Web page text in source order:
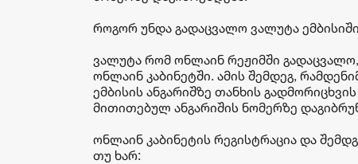
როგორ უნდა გადაცვალო ვალუტა ემბისიში
ვალუტა რომ ონლაინ რეჟიმში
ონლაინ კაბინეტში. ამის შემდეგ,
ემბისის ანგარიშზე თანხის
მითითებულ ანგარიშის ნომერზე
ონლაინ კაბინეტის რეგისტრაცია და
თუ ხარ: